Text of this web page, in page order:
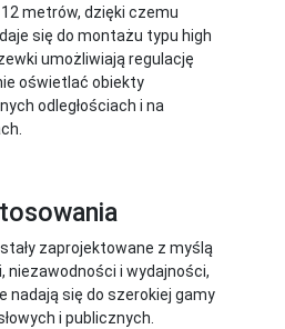
metrów, dzięki czemu
się do montażu typu high
umożliwiają regulację
oświetlać obiekty
odległościach i na
zaprojektowane z myślą
i wydajności,
nadają się do szerokiej gamy
i publicznych.